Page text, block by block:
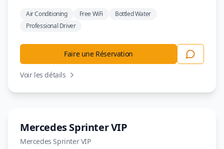
Air Conditioning Free WiFi
Bottled Water
Professional Driver
Faire une Réservation
Voir les détails
Mercedes Sprinter VIP
Mercedes Sprinter VIP